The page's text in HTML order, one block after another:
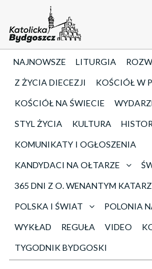
NAJNOWSZE LITURGIA
Z ŻYCIA DIECEZJI
KOŚCIÓŁ W
KOŚCIÓŁ NA ŚWIECIE
STYL ŻYCIA
KULTURA
KOMUNIKATY I OGŁOSZENIA
KANDYDACI NA OŁTARZE
365 DNI Z O. WENANTYM
POLSKA I ŚWIAT
POLONIA
WYKŁAD
REGUŁA VIDEO
TYGODNIK BYDGOSKI